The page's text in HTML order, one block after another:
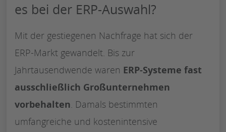
es bei der ERP-Auswahl?
Mit der gestiegenen Nachfrage hat sich der
ERP-Markt gewandelt. Bis zur
Jahrtausendwende waren ERP-Systeme fast
ausschließlich Großunternehmen
vorbehalten. Damals bestimmten
umfangreiche und kostenintensive